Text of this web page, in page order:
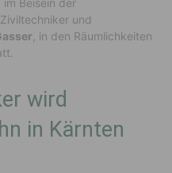
im Beisein der
und
, in den Räumlichkeiten
wird
in Kärnten